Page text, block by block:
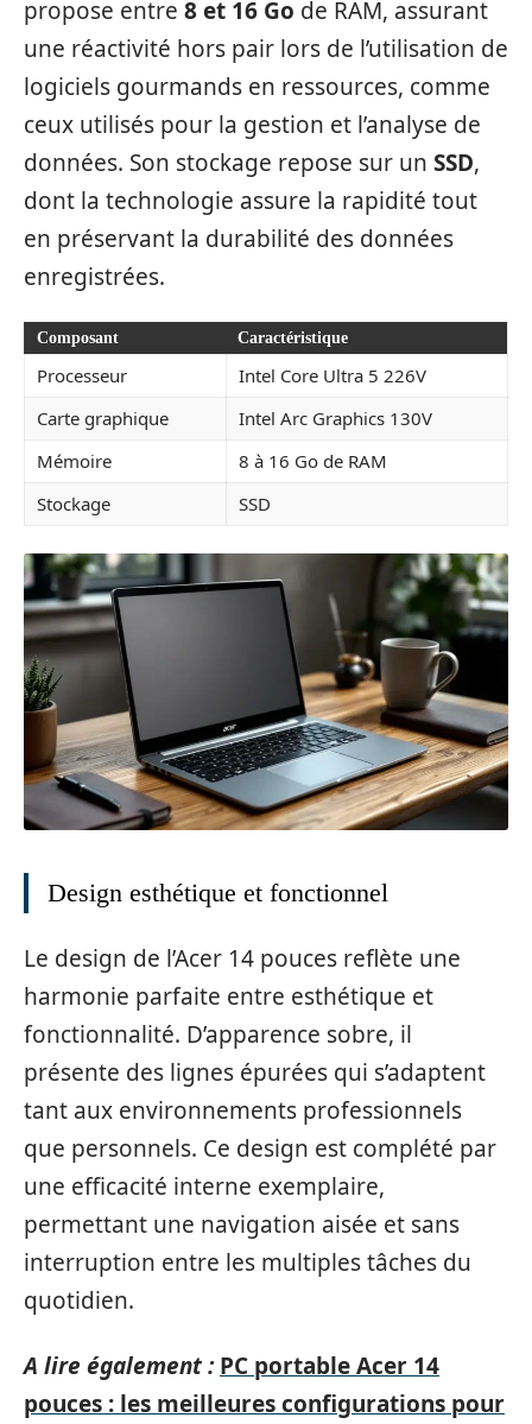
propose entre 8 et 16 Go de RAM, assurant
une réactivité hors pair lors de l’utilisation de
logiciels gourmands en ressources, comme
ceux utilisés pour la gestion et l’analyse de
données. Son stockage repose sur un SSD,
dont la technologie assure la rapidité tout
en préservant la durabilité des données
enregistrées.
Composant Caractéristique
Processeur
Intel Core Ultra 5 226V
Carte graphique
Intel Arc Graphics 130V
Mémoire
8 à 16 Go de RAM
Stockage
SSD
Design esthétique et fonctionnel
Le design de l’Acer 14 pouces reflète une
harmonie parfaite entre esthétique et
fonctionnalité. D’apparence sobre, il
présente des lignes épurées qui s’adaptent
tant aux environnements professionnels
que personnels. Ce design est complété par
une efficacité interne exemplaire,
permettant une navigation aisée et sans
interruption entre les multiples tâches du
quotidien.
A lire également : PC portable Acer 14
pouces : les meilleures configurations pour